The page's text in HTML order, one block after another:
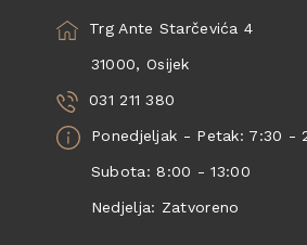
Trg Ante Starčevića 4
31000, Osijek
031 211 380
Ponedjeljak - Petak: 7:30 -
Subota: 8:00 - 13:00
Nedjelja: Zatvoreno